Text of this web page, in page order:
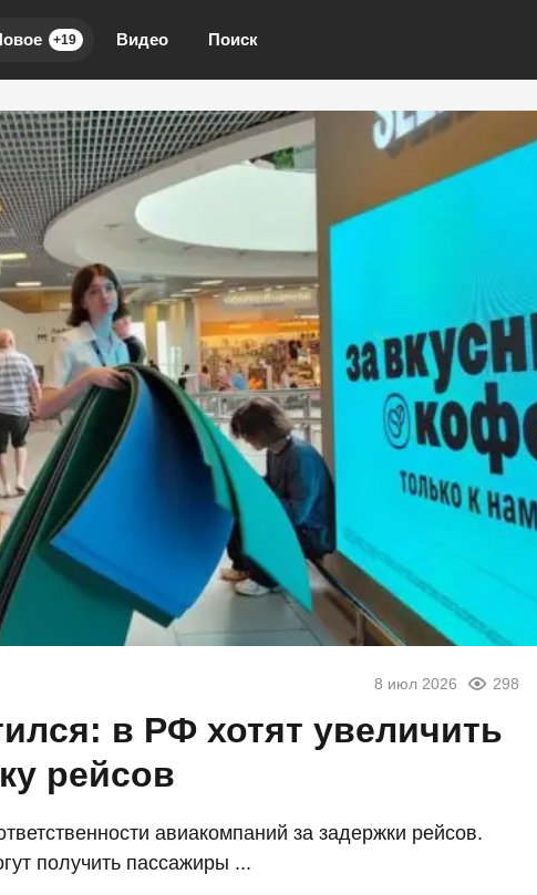
+19 Видео Поиск
8 июл 2026 298
в РФ хотят увеличить
рейсов
авиакомпаний за задержки рейсов.
получить пассажиры ...